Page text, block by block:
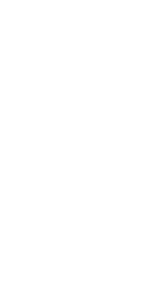
diterbitkan pada tahun 2018.